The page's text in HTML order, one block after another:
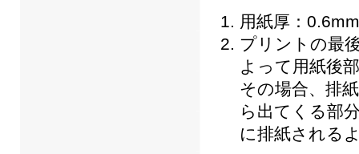
用紙厚：
プリントの最
よって用紙後
その場合、排
ら出てくる部
に排紙される